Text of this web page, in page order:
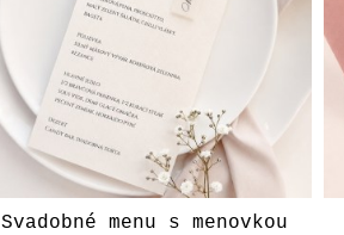
Svadobné menu s menovkou